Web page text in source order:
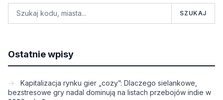
SZUKAJ
Ostatnie wpisy
Kapitalizacja rynku gier „cozy”: Dlaczego sielankowe,
bezstresowe gry nadal dominują na listach przebojów indie w